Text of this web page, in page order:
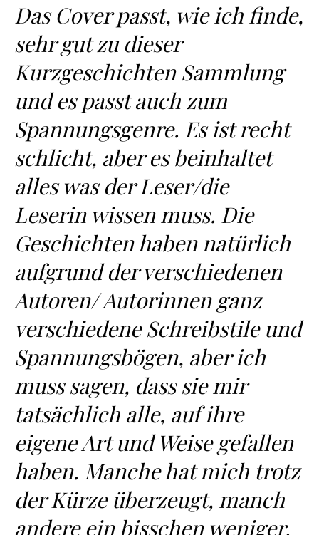
Das Cover passt, wie ich finde,
sehr gut zu dieser
Kurzgeschichten Sammlung
und es passt auch zum
Spannungsgenre. Es ist recht
schlicht, aber es beinhaltet
alles was der Leser/die
Leserin wissen muss. Die
Geschichten haben natürlich
aufgrund der verschiedenen
Autoren/ Autorinnen ganz
verschiedene Schreibstile und
Spannungsbögen, aber ich
muss sagen, dass sie mir
tatsächlich alle, auf ihre
eigene Art und Weise gefallen
haben. Manche hat mich trotz
der Kürze überzeugt, manch
andere ein bisschen weniger.